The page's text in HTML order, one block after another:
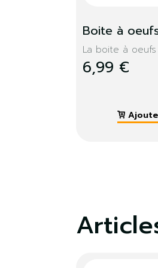
Boite à
La boite à
6,99 €